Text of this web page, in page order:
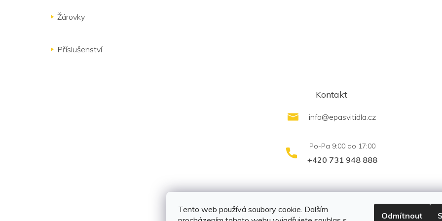
Tento web používá soubory cookie. Dalším
Odmítnout
Žárovky
Příslušenství
Kontakt
info@epasvitidla.cz
+420 731 948 888